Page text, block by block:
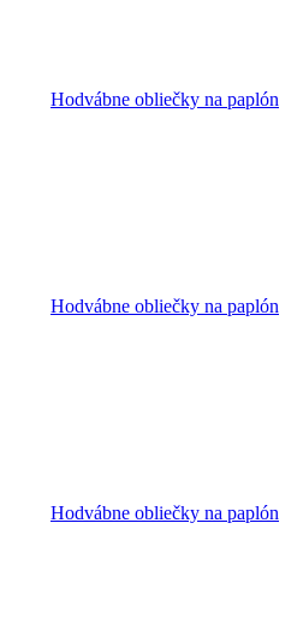
Hodvábne obliečky na paplón
Hodvábne obliečky na paplón
Hodvábne obliečky na paplón